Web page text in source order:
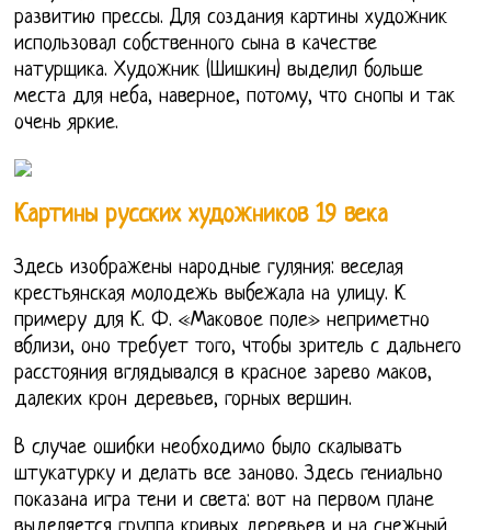
развитию прессы. Для создания картины художник
использовал собственного сына в качестве
натурщика. Художник (Шишкин) выделил больше
места для неба, наверное, потому, что снопы и так
очень яркие.
Картины русских художников 19 века
Здесь изображены народные гуляния: веселая
крестьянская молодежь выбежала на улицу. К
примеру для К. Ф. «Маковое поле» неприметно
вблизи, оно требует того, чтобы зритель с дальнего
расстояния вглядывался в красное зарево маков,
далеких крон деревьев, горных вершин.
В случае ошибки необходимо было скалывать
штукатурку и делать все заново. Здесь гениально
показана игра тени и света: вот на первом плане